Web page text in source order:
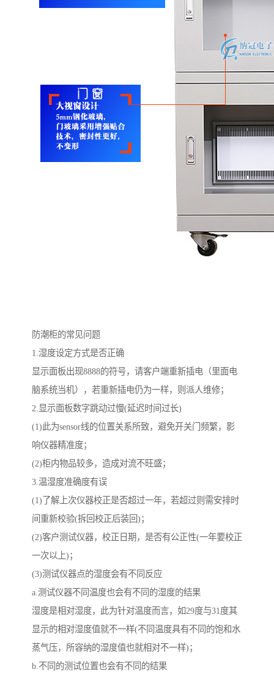
防潮柜的常见问题
1.湿度设定方式是否正确
显示面板出现8888的符号，请客户端重新插电（里面电
脑系统当机），若重新插电仍为一样，则派人维修；
2.显示面板数字跳动过慢(延迟时间过长)
(1)此为sensor线的位置关系所致，避免开关门频繁，影
响仪器精准度；
(2)柜内物品较多，造成对流不旺盛；
3.温湿度准确度有误
(1)了解上次仪器校正是否超过一年，若超过则需安排时
间重新校验(拆回校正后装回)；
(2)客户测试仪器，校正日期，是否有公正性(一年要校正
一次以上)；
(3)测试仪器点的湿度会有不同反应
a.测试仪器不同温度也会有不同的湿度的结果
湿度是相对湿度，此为针对温度而言，如29度与31度其
显示的相对湿度值就不一样(不同温度具有不同的饱和水
蒸气压，所容纳的湿度值也就相对不一样)；
b.不同的测试位置也会有不同的结果